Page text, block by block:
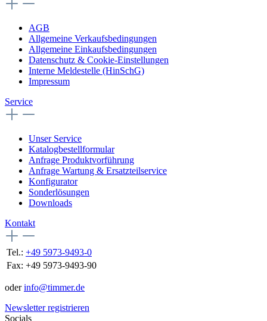
AGB
Allgemeine Verkaufsbedingungen
Allgemeine Einkaufsbedingungen
Datenschutz & Cookie-Einstellungen
Interne Meldestelle (HinSchG)
Impressum
Service
Unser Service
Katalogbestellformular
Anfrage Produktvorführung
Anfrage Wartung & Ersatzteilservice
Konfigurator
Sonderlösungen
Downloads
Kontakt
Tel.: +49 5973-9493-0
Fax: +49 5973-9493-90
oderinfo@timmer.de
Newsletter registrieren
Socials